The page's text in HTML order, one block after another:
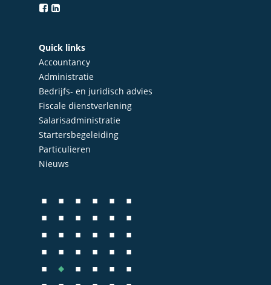
Quick links
Accountancy
Administratie
Bedrijfs- en juridisch advies
Fiscale dienstverlening
Salarisadministratie
Startersbegeleiding
Particulieren
Nieuws